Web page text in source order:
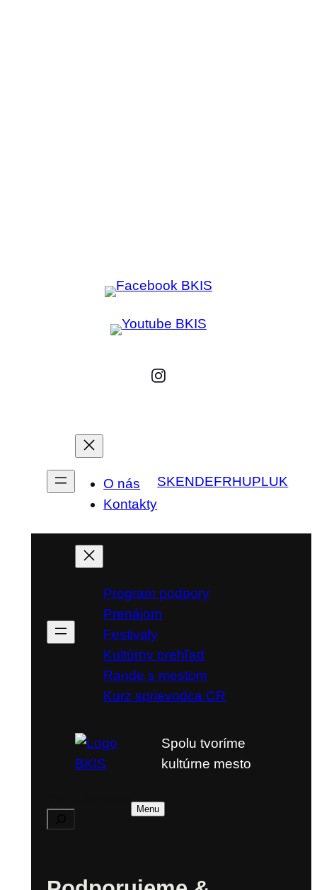
O nás
Kontakty
SKENDEFRHUPLUK
Program podpory
Prenájom
Festivaly
Kultúrny prehľad
Rande s mestom
Kurz sprievodca CR
Spolu tvoríme
kultúrne mesto
Menu